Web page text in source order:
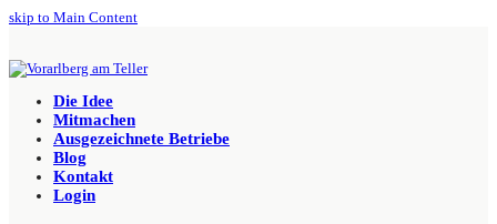
skip to Main Content
Die Idee
Mitmachen
Ausgezeichnete Betriebe
Blog
Kontakt
Login